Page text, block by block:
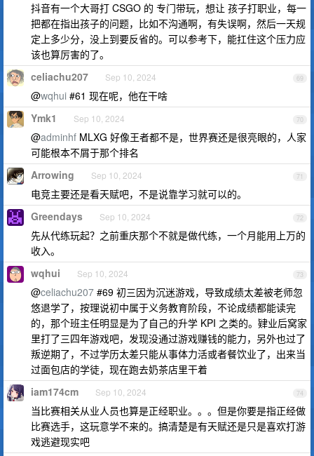
抖音有一个大哥打 CSGO 的 专门带玩，想让 孩子打职业，每一
把都在指出孩子的问题，比如不沟通啊，有失误啊，然后一天规
定上多少分，没上到要反省的。可以参考下，能扛住这个压力应
该也算厉害的了。
69
celiachu207 Sep 10, 2024
@wqhui #61 现在呢，他在干啥
70
Ymk1 Sep 10, 2024
@adminhf MLXG 好像王者都不是，世界赛还是很亮眼的，人家
可能根本不屑于那个排名
71
Arrowing Sep 10, 2024
电竞主要还是看天赋吧，不是说靠学习就可以的。
72
Greendays Sep 10, 2024
先从代练玩起？之前重庆那个不就是做代练，一个月能用上万的
收入。
73
wqhui Sep 10, 2024
@celiachu207 #69 初三因为沉迷游戏，导致成绩太差被老师忽
悠退学了，按理说初中属于义务教育阶段，不论成绩都能读完
的，那个班主任明显是为了自己的升学 KPI 之类的。肄业后窝家
里打了三四年游戏吧，发现没通过游戏赚钱的能力，另外也过了
叛逆期了，不过学历太差只能从事体力活或者餐饮业了，出来当
过面包店的学徒，现在跑去奶茶店里干着
74
iam174cm Sep 10, 2024
当比赛相关从业人员也算是正经职业。。。但是你要是指正经做
比赛选手，这玩意学不来的。搞清楚是有天赋还是只是喜欢打游
戏逃避现实吧